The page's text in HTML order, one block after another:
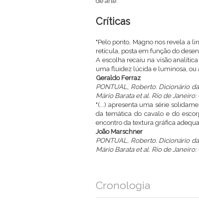
Críticas
"Pelo ponto, Magno nos revela a
retícula, posta em função do
A escolha recaiu na visão
uma fluidez lúcida e luminosa, ou
Geraldo Ferraz
PONTUAL, Roberto. Dicionário
Mário Barata et al. Rio de
"(...) apresenta uma série
da temática do cavalo e do
encontro da textura gráfica
João Marschner
PONTUAL, Roberto. Dicionário
Mário Barata et al. Rio de
Cronologia